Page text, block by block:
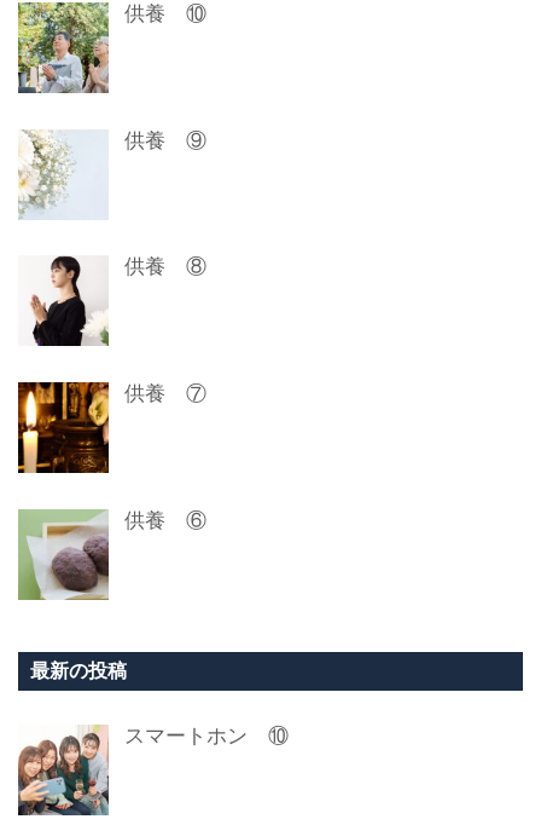
ー
シ
ョ
ン
供養 ⑩
供養 ⑨
供養 ⑧
供養 ⑦
供養 ⑥
最新の投稿
スマートホン ⑩